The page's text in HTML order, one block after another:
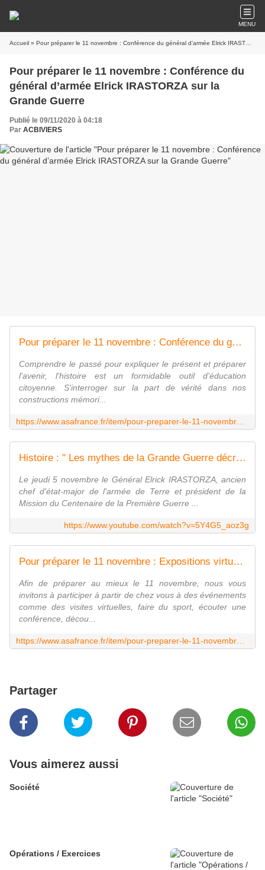
MENU
Accueil » Pour préparer le 11 novembre : Conférence du général d’armée Elrick IRASTORZA sur la Grande Guerre
Pour préparer le 11 novembre : Conférence du
général d’armée Elrick IRASTORZA sur la
Grande Guerre
Publié le 09/11/2020 à 04:18
Par ACBIVIERS
Pour préparer le 11 novembre : Conférence du général d'armée Elrick IRASTORZA sur la Grande Guerre
Comprendre le passé pour expliquer le présent et préparer
l'avenir, l'histoire est un formidable outil d'éducation
citoyenne. S'interroger sur la part de vérité dans nos
constructions mémori...
Histoire : " Les mythes de la Grande Guerre décryptés " par le général (2s) IRASTORZA
Le jeudi 5 novembre le Général Elrick IRASTORZA, ancien
chef d'état-major de l'armée de Terre et président de la
Mission du Centenaire de la Première Guerre ...
https://www.youtube.com/watch?v=5Y4G5_aoz3g
Pour préparer le 11 novembre : Expositions virtuelles, revues, événement sportif, cérémonie à regarder ...
Afin de préparer au mieux le 11 novembre, nous vous
invitons à participer à partir de chez vous à des événements
comme des visites virtuelles, faire du sport, écouter une
conférence, décou...
Partager
Vous aimerez aussi
Société
Opérations / Exercices